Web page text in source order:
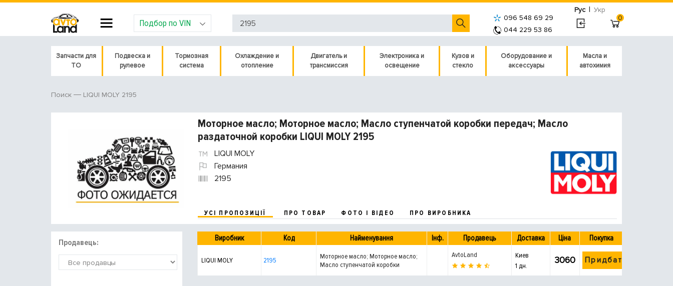
Рус | Укр
Подбор по VIN
096 548 69 29
044 229 53 86
0
Запчасти для
ТО
Подвеска и
рулевое
Тормозная
система
Охлаждение и
отопление
Двигатель и
трансмиссия
Электроника и
освещение
Кузов и
стекло
Оборудование и
аксессуары
Масла и
автохимия
Поиск LIQUI MOLY 2195
Моторное масло; Моторное масло; Масло ступенчатой коробки передач; Масло
раздаточной коробки LIQUI MOLY 2195
LIQUI MOLY
Германия
2195
УСІ ПРОПОЗИЦІЇ ПРО ТОВАР ФОТО І ВІДЕО ПРО ВИРОБНИКА
Продавець: Виробник Код Найменування Інф. Продавець Доставка Ціна Покупка
LIQUI MOLY 2195
Моторное масло; Моторное масло;
Масло ступенчатой коробки
AvtoLand
Киев
1 дн.
3060 Придбати